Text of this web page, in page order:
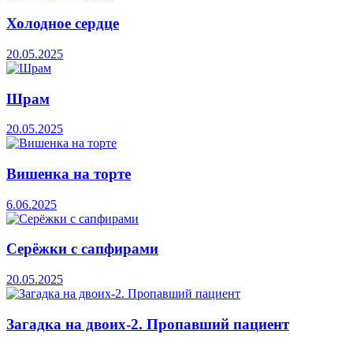
Холодное сердце
20.05.2025
Шрам
20.05.2025
Вишенка на торте
6.06.2025
Серёжки с сапфирами
20.05.2025
Загадка на двоих-2. Пропавший пациент